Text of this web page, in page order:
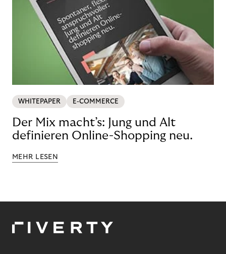
WHITEPAPER E-COMMERCE
Der Mix macht’s: Jung und Alt
definieren Online-Shopping neu.
MEHR LESEN